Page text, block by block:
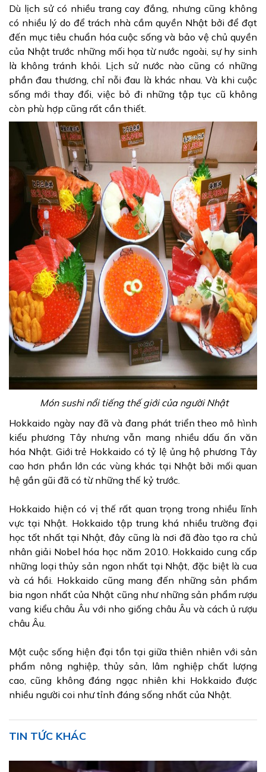
Dù lịch sử có nhiều trang cay đắng, nhưng cũng không
có nhiều lý do để trách nhà cầm quyền Nhật bởi để đạt
đến mục tiêu chuẩn hóa cuộc sống và bảo vệ chủ quyền
của Nhật trước những mối họa từ nước ngoài, sự hy sinh
là không tránh khỏi. Lịch sử nước nào cũng có những
phần đau thương, chỉ nỗi đau là khác nhau. Và khi cuộc
sống mới thay đổi, việc bỏ đi những tập tục cũ không
còn phù hợp cũng rất cần thiết.
Món sushi nổi tiếng thế giới của người Nhật
Hokkaido ngày nay đã và đang phát triển theo mô hình
kiểu phương Tây nhưng vẫn mang nhiều dấu ấn văn
hóa Nhật. Giới trẻ Hokkaido có tỷ lệ ủng hộ phương Tây
cao hơn phần lớn các vùng khác tại Nhật bởi mối quan
hệ gần gũi đã có từ những thế kỷ trước.
Hokkaido hiện có vị thế rất quan trọng trong nhiều lĩnh
vực tại Nhật. Hokkaido tập trung khá nhiều trường đại
học tốt nhất tại Nhật, đây cũng là nơi đã đào tạo ra chủ
nhân giải Nobel hóa học năm 2010. Hokkaido cung cấp
những loại thủy sản ngon nhất tại Nhật, đặc biệt là cua
và cá hồi. Hokkaido cũng mang đến những sản phẩm
bia ngon nhất của Nhật cũng như những sản phẩm rượu
vang kiểu châu Âu với nho giống châu Âu và cách ủ rượu
châu Âu.
Một cuộc sống hiện đại tồn tại giữa thiên nhiên với sản
phẩm nông nghiệp, thủy sản, lâm nghiệp chất lượng
cao, cũng không đáng ngạc nhiên khi Hokkaido được
nhiều người coi như tỉnh đáng sống nhất của Nhật.
TIN TỨC KHÁC